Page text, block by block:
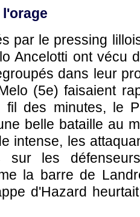
par le pressing
Ancelotti ont vécu
dans leur
(5e) faisaient
fil des minutes, le
belle bataille au
intense, les
sur les
la barre de
d'Hazard